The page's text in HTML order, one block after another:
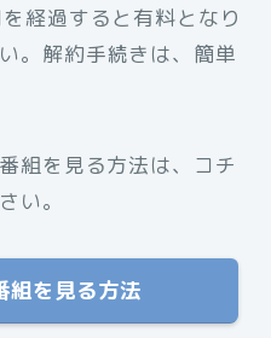
経過すると有料となり
。解約手続きは、簡単
組を見る方法は、コチ
い。
組を見る方法